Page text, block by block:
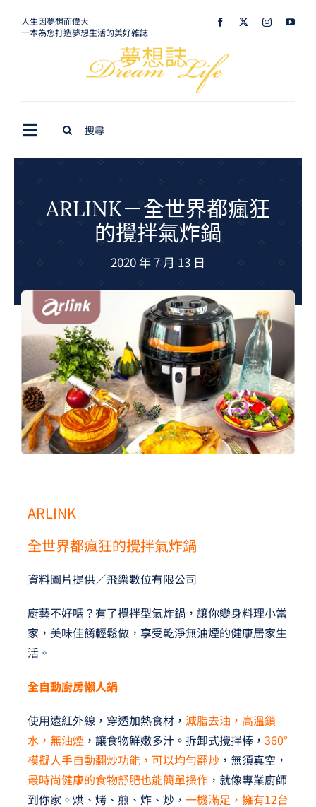
人生因夢想而偉大
一本為您打造夢想生活的美好雜誌
Toggle
Navigation
生活美學
夢想旅遊
夢想TV
GCU大賽
夢想購物
ARLINK－全世界都瘋狂
的攪拌氣炸鍋
2020 年 7 月 13 日
ARLINK
全世界都瘋狂的攪拌氣炸鍋
資料圖片提供／飛樂數位有限公司
廚藝不好嗎？有了攪拌型氣炸鍋，讓你變身料理小當
家，美味佳餚輕鬆做，享受乾淨無油煙的健康居家生
活。
全自動廚房懶人鍋
使用遠紅外線，穿透加熱食材， 減脂去油，高溫鎖
水，無油煙，讓食物鮮嫩多汁。拆卸式攪拌棒， 360°
模擬人手自動翻炒功能，可以均勻翻炒，無須真空，
最時尚健康的食物舒肥也能簡單操作，就像專業廚師
到你家。烘、烤、煎、炸、炒， 一機滿足，擁有12台